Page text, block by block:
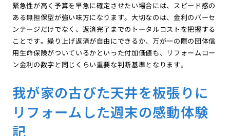
緊急性が高く予算を早急に確定させたい場合には、スピード感の
ある無担保型が強い味方になります。大切なのは、金利のパーセ
ンテージだけでなく、返済完了までのトータルコストを把握する
ことです。繰り上げ返済が自由にできるか、万が一の際の団体信
用生命保険がついているかといった付加価値も、リフォームロー
ン金利の数字と同じくらい重要な判断基準となります。
我が家の古びた天井を板張りに
リフォームした週末の感動体験
記